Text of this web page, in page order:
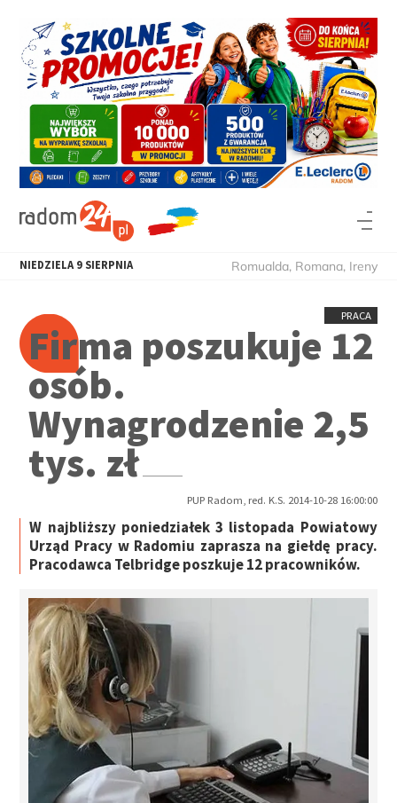
NIEDZIELA 9 SIERPNIA Romualda, Romana, Ireny
PRACA
Firma poszukuje 12
osób.
Wynagrodzenie 2,5
tys. zł
PUP Radom, red. K.S. 2014-10-28 16:00:00
W najbliższy poniedziałek 3 listopada Powiatowy
Urząd Pracy w Radomiu zaprasza na giełdę pracy.
Pracodawca Telbridge poszkuje 12 pracowników.